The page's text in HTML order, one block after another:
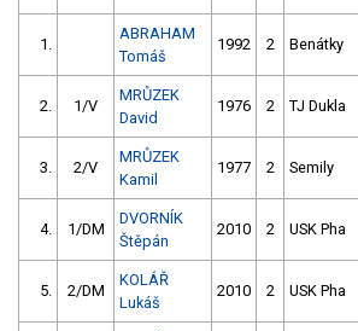
1.
ABRAHAM
Tomáš
1992 2 Benátky
2. 1/V
MRŮZEK
David
1976 2 TJ Dukla
3. 2/V
MRŮZEK
Kamil
1977 2 Semily
4. 1/DM
DVORNÍK
Štěpán
2010 2 USK Pha
5. 2/DM
KOLÁŘ
Lukáš
2010 2 USK Pha